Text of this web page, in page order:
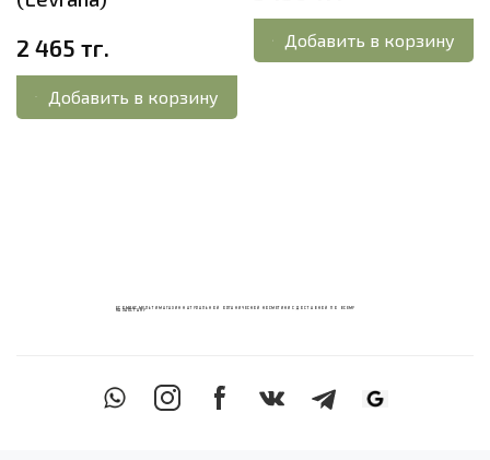
2 465 тг.
Добавить в корзину
Добавить в корзину
ECOМИКС МУЛЬТИМАГАЗИН НАТУРАЛЬНОЙ ОРГАНИЧЕСКОЙ КОСМЕТИКИ С ДОСТАВКОЙ ПО ВСЕМУ
КАЗАХСТАНУ